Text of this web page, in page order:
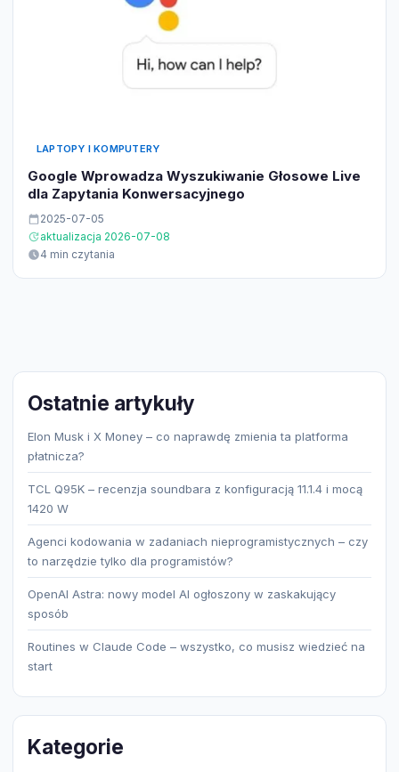
LAPTOPY I KOMPUTERY
Google Wprowadza Wyszukiwanie Głosowe Live
dla Zapytania Konwersacyjnego
2025-07-05
aktualizacja 2026-07-08
4 min czytania
Ostatnie artykuły
Elon Musk i X Money – co naprawdę zmienia ta platforma
płatnicza?
TCL Q95K – recenzja soundbara z konfiguracją 11.1.4 i mocą
1420 W
Agenci kodowania w zadaniach nieprogramistycznych – czy
to narzędzie tylko dla programistów?
OpenAI Astra: nowy model AI ogłoszony w zaskakujący
sposób
Routines w Claude Code – wszystko, co musisz wiedzieć na
start
Kategorie